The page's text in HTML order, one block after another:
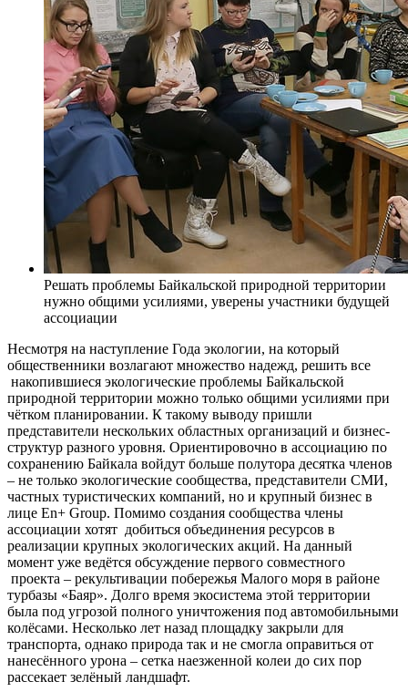
Решать проблемы Байкальской природной территории
нужно общими усилиями, уверены участники будущей
ассоциации
Несмотря на наступление Года экологии, на который
общественники возлагают множество надежд, решить все
накопившиеся экологические проблемы Байкальской
природной территории можно только общими усилиями при
чётком планировании. К такому выводу пришли
представители нескольких областных организаций и бизнес-
структур разного уровня. Ориентировочно в ассоциацию по
сохранению Байкала войдут больше полутора десятка членов
– не только экологические сообщества, представители СМИ,
частных туристических компаний, но и крупный бизнес в
лице En+ Group. Помимо создания сообщества члены
ассоциации хотят добиться объединения ресурсов в
реализации крупных экологических акций. На данный
момент уже ведётся обсуждение первого совместного
проекта – рекультивации побережья Малого моря в районе
турбазы «Баяр». Долго время экосистема этой территории
была под угрозой полного уничтожения под автомобильными
колёсами. Несколько лет назад площадку закрыли для
транспорта, однако природа так и не смогла оправиться от
нанесённого урона – сетка наезженной колеи до сих пор
рассекает зелёный ландшафт.